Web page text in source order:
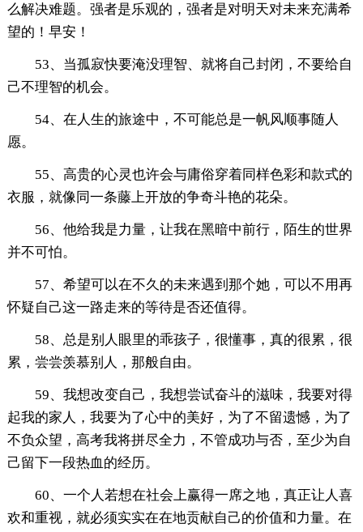
么解决难题。强者是乐观的，强者是对明天对未来充满希
望的！早安！
53、当孤寂快要淹没理智、就将自己封闭，不要给自
己不理智的机会。
54、在人生的旅途中，不可能总是一帆风顺事随人
愿。
55、高贵的心灵也许会与庸俗穿着同样色彩和款式的
衣服，就像同一条藤上开放的争奇斗艳的花朵。
56、他给我是力量，让我在黑暗中前行，陌生的世界
并不可怕。
57、希望可以在不久的未来遇到那个她，可以不用再
怀疑自己这一路走来的等待是否还值得。
58、总是别人眼里的乖孩子，很懂事，真的很累，很
累，尝尝羡慕别人，那般自由。
59、我想改变自己，我想尝试奋斗的滋味，我要对得
起我的家人，我要为了心中的美好，为了不留遗憾，为了
不负众望，高考我将拼尽全力，不管成功与否，至少为自
己留下一段热血的经历。
60、一个人若想在社会上赢得一席之地，真正让人喜
欢和重视，就必须实实在在地贡献自己的价值和力量。在